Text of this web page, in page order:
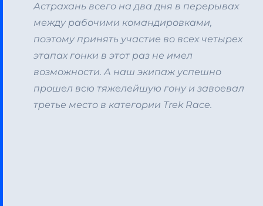
Астрахань всего на два дня в перерывах
между рабочими командировками,
поэтому принять участие во всех четырех
этапах гонки в этот раз не имел
возможности. А наш экипаж успешно
прошел всю тяжелейшую гону и завоевал
третье место в категории Trek Race.